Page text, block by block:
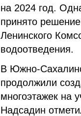
на 2024 год.
принято
Ленинского
водоотведения.
В Южно-
продолжили
многоэтажек на
Надсадин